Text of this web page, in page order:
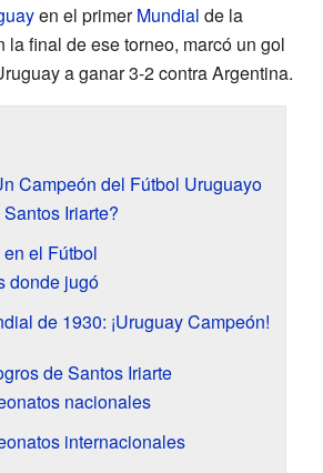
en el primerMundial de la
la final de ese torneo, marcó un gol
a ganar 3-2 contra Argentina.
Campeón del Fútbol Uruguayo
Iriarte?
el Fútbol
donde jugó
de 1930: ¡Uruguay Campeón!
de Santos Iriarte
nacionales
internacionales